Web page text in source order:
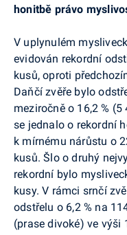
honitbě právo
V uplynulém
evidován rekordní
kusů, oproti
Daňčí zvěře bylo
meziročně o 16,2 %
se jednalo o rekordní
k mírnému nárůstu o
kusů. Šlo o druhý
rekordní bylo
kusy. V rámci srnčí
odstřelu o 6,2 % na
(prase divoké) ve výši